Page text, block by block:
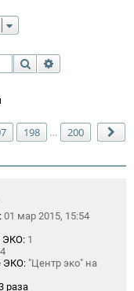
Поиск
198 … 200
01 мар 2015, 15:54
ЭКО: 1
4
ЭКО: "Центр эко" на
раза